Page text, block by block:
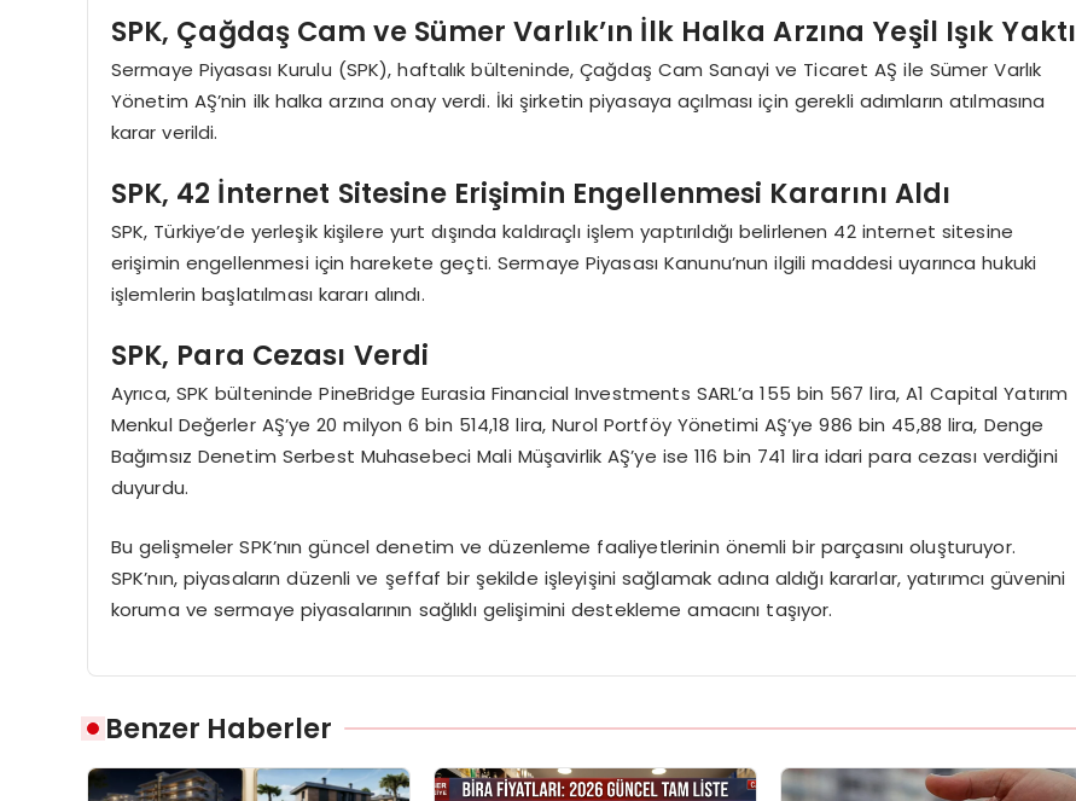
SPK, Çağdaş Cam ve Sümer Varlık’ın İlk Halka Arzına Yeşil Işık Yaktı
Sermaye Piyasası Kurulu (SPK), haftalık bülteninde, Çağdaş Cam Sanayi ve Ticaret AŞ ile Sümer Varlık
Yönetim AŞ’nin ilk halka arzına onay verdi. İki şirketin piyasaya açılması için gerekli adımların atılmasına
karar verildi.
SPK, 42 İnternet Sitesine Erişimin Engellenmesi Kararını Aldı
SPK, Türkiye’de yerleşik kişilere yurt dışında kaldıraçlı işlem yaptırıldığı belirlenen 42 internet sitesine
erişimin engellenmesi için harekete geçti. Sermaye Piyasası Kanunu’nun ilgili maddesi uyarınca hukuki
işlemlerin başlatılması kararı alındı.
SPK, Para Cezası Verdi
Ayrıca, SPK bülteninde PineBridge Eurasia Financial Investments SARL’a 155 bin 567 lira, A1 Capital Yatırım
Menkul Değerler AŞ’ye 20 milyon 6 bin 514,18 lira, Nurol Portföy Yönetimi AŞ’ye 986 bin 45,88 lira, Denge
Bağımsız Denetim Serbest Muhasebeci Mali Müşavirlik AŞ’ye ise 116 bin 741 lira idari para cezası verdiğini
duyurdu.
Bu gelişmeler SPK’nın güncel denetim ve düzenleme faaliyetlerinin önemli bir parçasını oluşturuyor.
SPK’nın, piyasaların düzenli ve şeffaf bir şekilde işleyişini sağlamak adına aldığı kararlar, yatırımcı güvenini
koruma ve sermaye piyasalarının sağlıklı gelişimini destekleme amacını taşıyor.
Benzer Haberler